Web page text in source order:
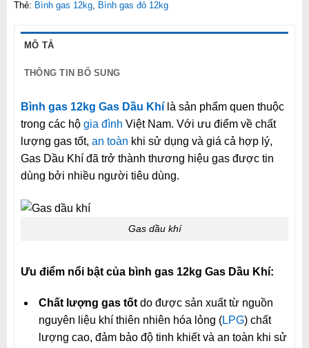
hãng Nippon (Nhật Bản).
Đặc biệt
Van nhập khẩu, đảm bảo an toàn cho người sử dụng.
hồ quang điện và sơn tĩnh điện công nghệ cao,
giúp bảo vệ tốt lớp kim loại bên trong.
Tuổi thọ vỏ chai: trên 25 năm.
Thẻ: Bình gas 12kg, Bình gas đỏ 12kg
MÔ TẢ
THÔNG TIN BỔ SUNG
Bình gas 12kg Gas Dầu Khílà sản phẩm quen thuộc
trong các hộ gia đình Việt Nam. Với ưu điểm về chất
lượng gas tốt, an toàn khi sử dụng và giá cả hợp lý,
Gas Dầu Khí đã trở thành thương hiệu gas được tin
dùng bởi nhiều người tiêu dùng.
Gas dầu khí
Ưu điểm nổi bật của bình gas 12kg Gas Dầu Khí:
Chất lượng gas tốtdo được sản xuất từ nguồn
nguyên liệu khí thiên nhiên hóa lỏng (LPG) chất
lượng cao, đảm bảo độ tinh khiết và an toàn khi sử